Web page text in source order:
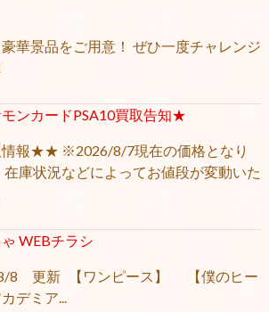
華景品をご用意！ ぜひ一度チャレンジ
ンカードPSA10買取告知★
報★★ ※2026/8/7現在の価格となり
在庫状況などによってお値段が変動いた
WEBチラシ
8 更新 【ワンピース】 【僕のヒー
デミア...